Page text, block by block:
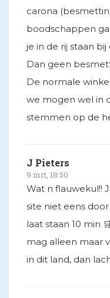
carona
boodschappen
je in de rij staan bij
Dan geen
De normale
we mogen wel in
stemmen op de
J Pieters
9 mrt, 18:50
Wat n flauwekul!!
site niet eens
laat staan 10 min
mag alleen maar
in dit land, dan